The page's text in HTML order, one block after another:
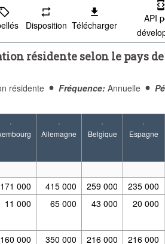
Disposition Télécharger
API
résidente selon le pays
résidente Fréquence: Annuelle
· ·
Allemagne
·
Belgique
·
Espagne
171 000 415 000 259 000 235 000
11 000 65 000 43 000 20 000
160 000 350 000 216 000 216 000